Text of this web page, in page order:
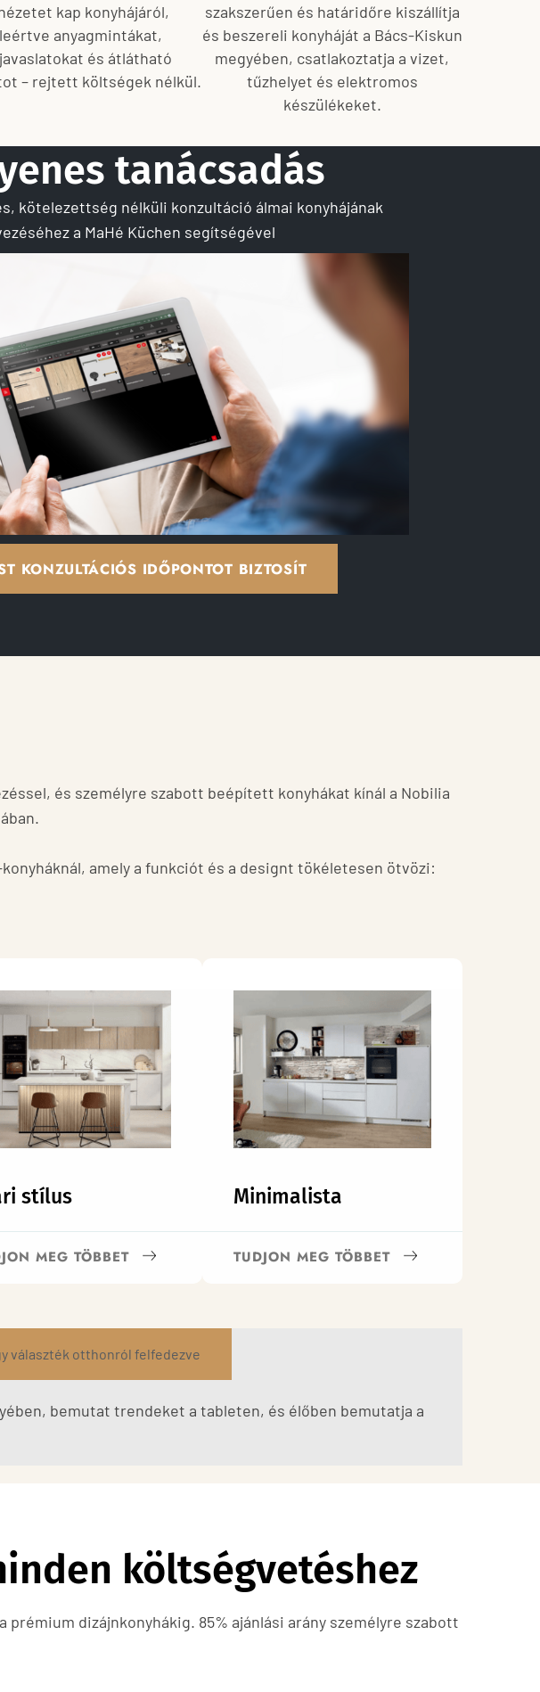
kap konyhájáról,
anyagmintákat,
és átlátható
– rejtett költségek nélkül.
szakszerűen és határidőre kiszállítja
és beszereli konyháját a Bács-Kiskun
megyében, csatlakoztatja a vizet,
tűzhelyet és elektromos
készülékeket.
tanácsadás
kötelezettség nélküli konzultáció álmai konyhájának
a MaHé Küchen segítségével
KONZULTÁCIÓS IDŐPONTOT BIZTOSÍT
és személyre szabott beépített konyhákat kínál a Nobilia
amely a funkciót és a designt tökéletesen ötvözi:
stílus
MEG TÖBBET
Minimalista
TUDJON MEG TÖBBET
választék otthonról felfedezve
bemutat trendeket a tableten, és élőben bemutatja a
költségvetéshez
dizájnkonyhákig. 85% ajánlási arány személyre szabott